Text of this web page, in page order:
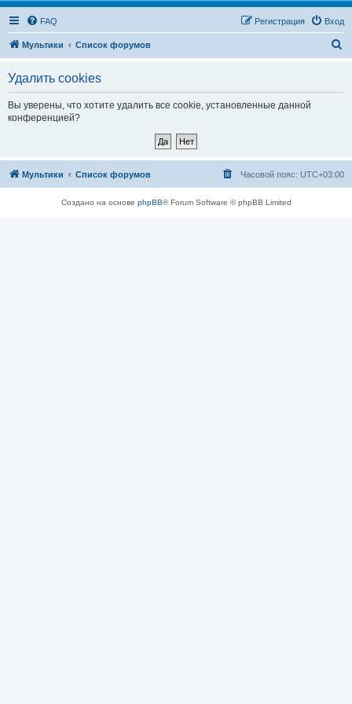
FAQ Вход
Регистрация
Мультики Список форумов
Удалить cookies
Вы уверены, что хотите удалить все cookie, установленные данной
конференцией?
Мультики Список форумов Часовой пояс: UTC+03:00
Создано на основе phpBB® Forum Software © phpBB Limited